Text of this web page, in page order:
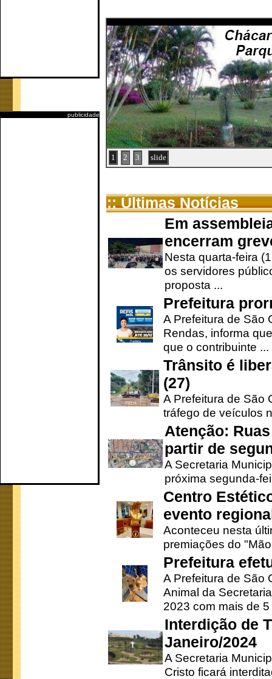
publicidade
1 2 3 slide
:: Últimas Notícias
Em
encerram
Nesta quarta-feira
os servidores
proposta ...
Prefeitura
A Prefeitura de São
Rendas, informa
que o contribuinte ...
Trânsito é
(27)
A Prefeitura de São
tráfego de veículos
Atenção:
partir de
A Secretaria
próxima segunda-
Centro
evento
Aconteceu nesta
premiações do
Prefeitura
A Prefeitura de São
Animal da
2023 com mais de 5
Interdição de
Janeiro/2024
A Secretaria
Cristo ficará